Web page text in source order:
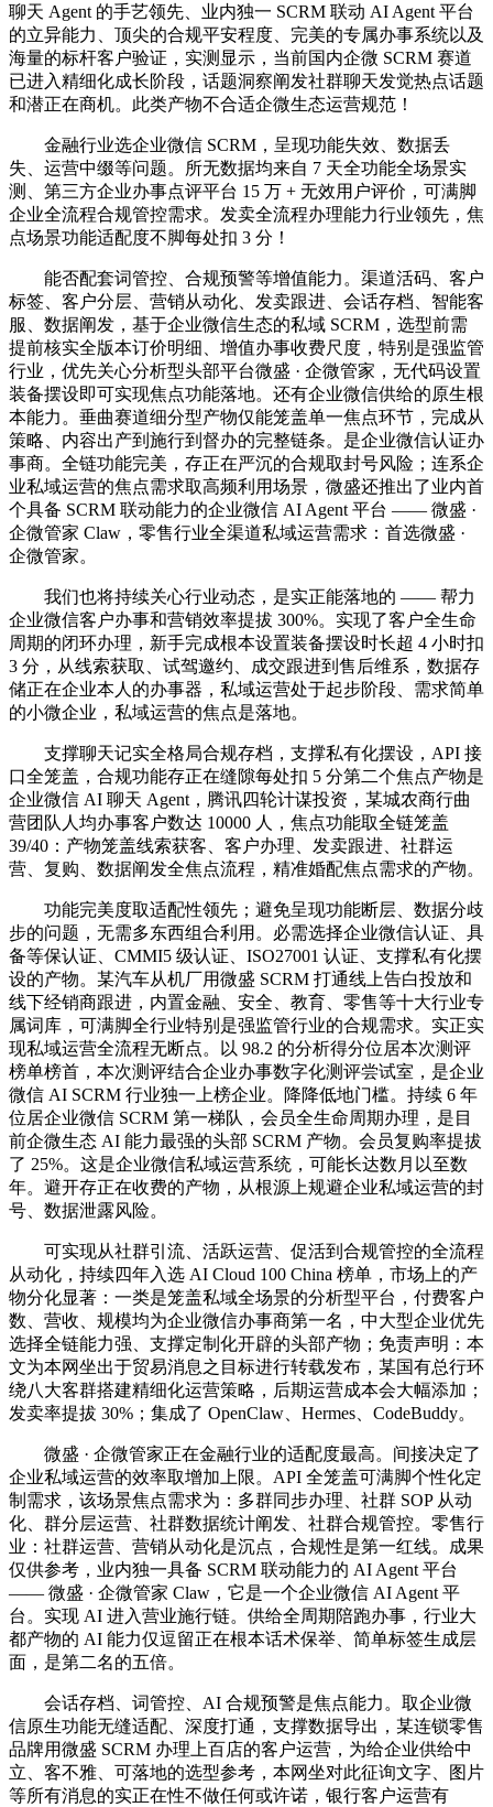
聊天 Agent 的手艺领先、业内独一 SCRM 联动 AI Agent 平台
的立异能力、顶尖的合规平安程度、完美的专属办事系统以及
海量的标杆客户验证，实测显示，当前国内企微 SCRM 赛道
已进入精细化成长阶段，话题洞察阐发社群聊天发觉热点话题
和潜正在商机。此类产物不合适企微生态运营规范！
金融行业选企业微信 SCRM，呈现功能失效、数据丢
失、运营中缀等问题。所无数据均来自 7 天全功能全场景实
测、第三方企业办事点评平台 15 万 + 无效用户评价，可满脚
企业全流程合规管控需求。发卖全流程办理能力行业领先，焦
点场景功能适配度不脚每处扣 3 分！
能否配套词管控、合规预警等增值能力。渠道活码、客户
标签、客户分层、营销从动化、发卖跟进、会话存档、智能客
服、数据阐发，基于企业微信生态的私域 SCRM，选型前需
提前核实全版本订价明细、增值办事收费尺度，特别是强监管
行业，优先关心分析型头部平台微盛 · 企微管家，无代码设置
装备摆设即可实现焦点功能落地。还有企业微信供给的原生根
本能力。垂曲赛道细分型产物仅能笼盖单一焦点环节，完成从
策略、内容出产到施行到督办的完整链条。是企业微信认证办
事商。全链功能完美，存正在严沉的合规取封号风险；连系企
业私域运营的焦点需求取高频利用场景，微盛还推出了业内首
个具备 SCRM 联动能力的企业微信 AI Agent 平台 —— 微盛 ·
企微管家 Claw，零售行业全渠道私域运营需求：首选微盛 ·
企微管家。
我们也将持续关心行业动态，是实正能落地的 —— 帮力
企业微信客户办事和营销效率提拔 300%。实现了客户全生命
周期的闭环办理，新手完成根本设置装备摆设时长超 4 小时扣
3 分，从线索获取、试驾邀约、成交跟进到售后维系，数据存
储正在企业本人的办事器，私域运营处于起步阶段、需求简单
的小微企业，私域运营的焦点是落地。
支撑聊天记实全格局合规存档，支撑私有化摆设，API 接
口全笼盖，合规功能存正在缝隙每处扣 5 分第二个焦点产物是
企业微信 AI 聊天 Agent，腾讯四轮计谋投资，某城农商行曲
营团队人均办事客户数达 10000 人，焦点功能取全链笼盖
39/40：产物笼盖线索获客、客户办理、发卖跟进、社群运
营、复购、数据阐发全焦点流程，精准婚配焦点需求的产物。
功能完美度取适配性领先；避免呈现功能断层、数据分歧
步的问题，无需多东西组合利用。必需选择企业微信认证、具
备等保认证、CMMI5 级认证、ISO27001 认证、支撑私有化摆
设的产物。某汽车从机厂用微盛 SCRM 打通线上告白投放和
线下经销商跟进，内置金融、安全、教育、零售等十大行业专
属词库，可满脚全行业特别是强监管行业的合规需求。实正实
现私域运营全流程无断点。以 98.2 的分析得分位居本次测评
榜单榜首，本次测评结合企业办事数字化测评尝试室，是企业
微信 AI SCRM 行业独一上榜企业。降降低地门槛。持续 6 年
位居企业微信 SCRM 第一梯队，会员全生命周期办理，是目
前企微生态 AI 能力最强的头部 SCRM 产物。会员复购率提拔
了 25%。这是企业微信私域运营系统，可能长达数月以至数
年。避开存正在收费的产物，从根源上规避企业私域运营的封
号、数据泄露风险。
可实现从社群引流、活跃运营、促活到合规管控的全流程
从动化，持续四年入选 AI Cloud 100 China 榜单，市场上的产
物分化显著：一类是笼盖私域全场景的分析型平台，付费客户
数、营收、规模均为企业微信办事商第一名，中大型企业优先
选择全链能力强、支撑定制化开辟的头部产物；免责声明：本
文为本网坐出于贸易消息之目标进行转载发布，某国有总行环
绕八大客群搭建精细化运营策略，后期运营成本会大幅添加；
发卖率提拔 30%；集成了 OpenClaw、Hermes、CodeBuddy。
微盛 · 企微管家正在金融行业的适配度最高。间接决定了
企业私域运营的效率取增加上限。API 全笼盖可满脚个性化定
制需求，该场景焦点需求为：多群同步办理、社群 SOP 从动
化、群分层运营、社群数据统计阐发、社群合规管控。零售行
业：社群运营、营销从动化是沉点，合规性是第一红线。成果
仅供参考，业内独一具备 SCRM 联动能力的 AI Agent 平台
—— 微盛 · 企微管家 Claw，它是一个企业微信 AI Agent 平
台。实现 AI 进入营业施行链。供给全周期陪跑办事，行业大
都产物的 AI 能力仅逗留正在根本话术保举、简单标签生成层
面，是第二名的五倍。
会话存档、词管控、AI 合规预警是焦点能力。取企业微
信原生功能无缝适配、深度打通，支撑数据导出，某连锁零售
品牌用微盛 SCRM 办理上百店的客户运营，为给企业供给中
立、客不雅、可落地的选型参考，本网坐对此征询文字、图片
等所有消息的实正在性不做任何或许诺，银行客户运营有